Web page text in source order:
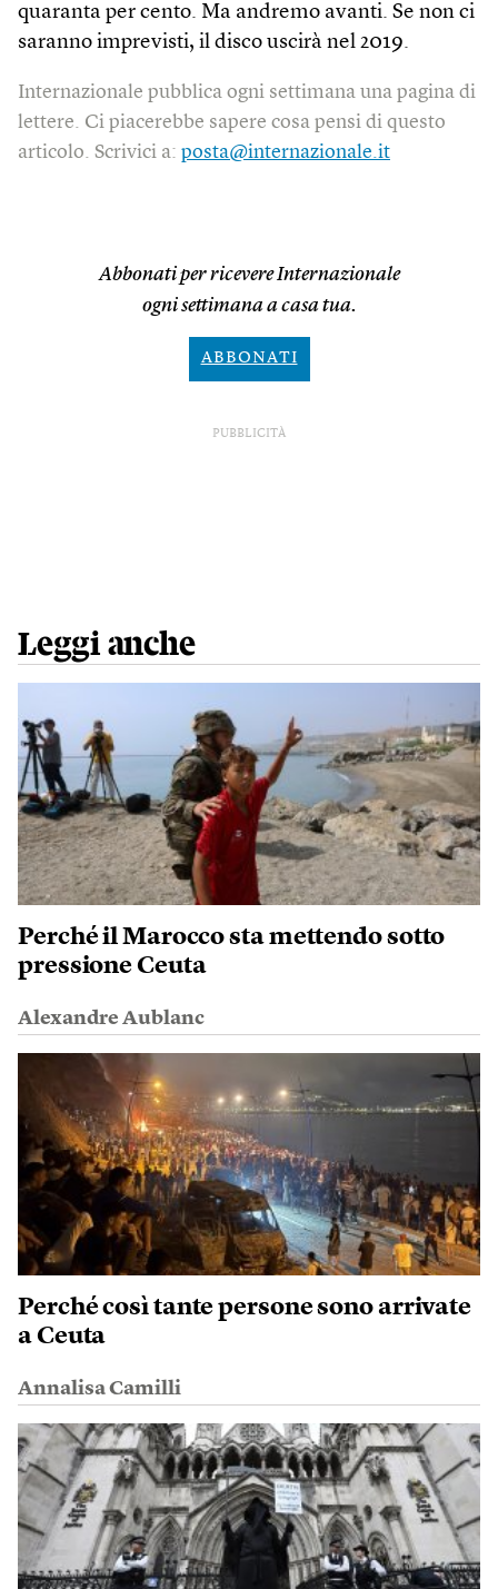
quaranta per cento. Ma andremo avanti. Se non ci
saranno imprevisti, il disco uscirà nel 2019.
Internazionale pubblica ogni settimana una pagina di
lettere. Ci piacerebbe sapere cosa pensi di questo
articolo. Scrivici a: posta@internazionale.it
Abbonati per ricevere Internazionale
ogni settimana a casa tua.
ABBONATI
PUBBLICITÀ
Leggi anche
Perché il Marocco sta mettendo sotto
pressione Ceuta
Alexandre Aublanc
Perché così tante persone sono arrivate
a Ceuta
Annalisa Camilli